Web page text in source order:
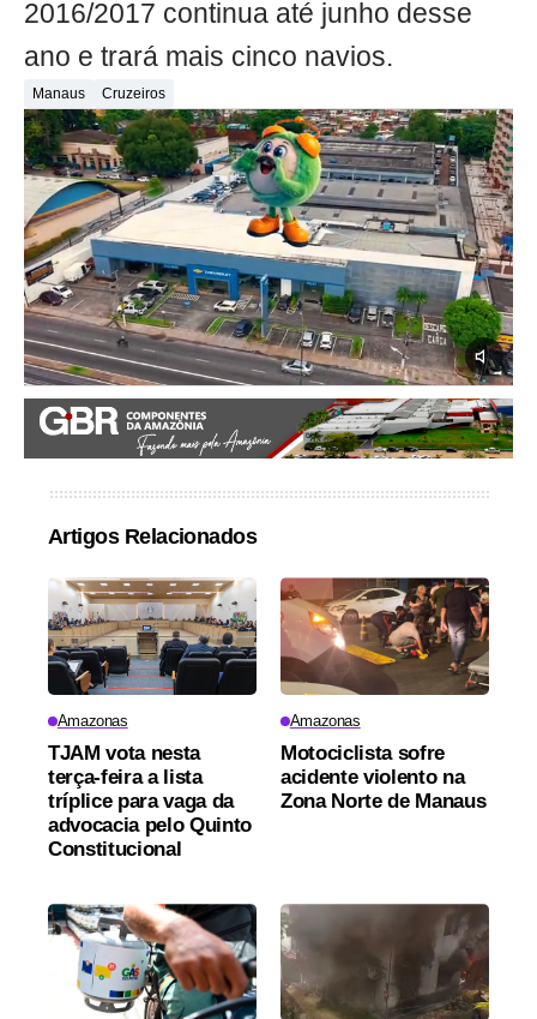
2016/2017 continua até junho desse
ano e trará mais cinco navios.
Manaus Cruzeiros
Artigos Relacionados
Amazonas
TJAM vota nesta
terça-feira a lista
tríplice para vaga da
advocacia pelo Quinto
Constitucional
Amazonas
Motociclista sofre
acidente violento na
Zona Norte de Manaus